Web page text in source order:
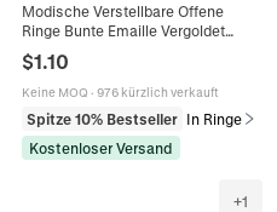
Modische Verstellbare Offene
Ringe Bunte Emaille Vergoldet
Edelstahl Vintage Boho Schmuck
Für Damen Geschenk
$1.10
Keine MOQ · 976 kürzlich verkauft
Spitze 10% Bestseller In Ringe
Kostenloser Versand
+1